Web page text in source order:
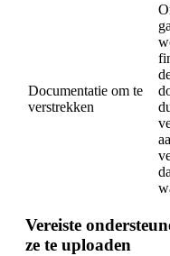
Documentatie om te
verstrekken
Vereiste
ze te uploaden